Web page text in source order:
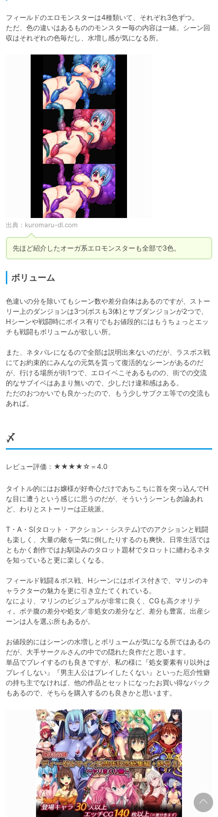
フィールドのエロモンスターは4種類いて、それぞれ3色ずつ。
ただ、色の違いはあるもののモンスター毎の内容は一緒。シーン回
収はそれぞれの色毎だし、水増し感が気になる所。
出典： kuromaru-dl.com
先ほど紹介したオーガ系エロモンスターも全部で3色。
ボリューム
色違いの分を除いてもシーン数や差分自体はあるのですが、ストー
リー上のダンジョンは3つ(ボスも3体)とサブダンジョンが2つで、
Hシーンや戦闘時にボイス有りでもお値段的にはもうちょっとエッ
チも戦闘もボリュームが欲しい所。
また、ネタバレになるので全部は説明出来ないのだが、ラスボス戦
にてお約束的にみんなの元気を貰って復活的なシーンがあるのだ
が、行ける場所が街1つで、エロイベこそあるものの、街での交流
的なサブイベはあまり無いので、少しだけ違和感はある。
ただのおつかいでも良かったので、もう少しサブクエ等での交流も
あれば。
〆
レビュー評価：★★★★☆＝4.0
タイトル的にはお嬢様が好奇心だけであちこちに首を突っ込んでH
な目に遭うという感じに思うのだが、そういうシーンも勿論あれ
ど、わりとストーリーは正統派。
T・A・S(タロット・アクション・システム)でのアクションと戦闘
も楽しく、大量の敵を一気に倒したりするのも爽快。日常生活では
ともかく創作ではお馴染みのタロット題材でタロットに纏わるネタ
を知っていると更に楽しくなる。
フィールド戦闘＆ボス戦、Hシーンにはボイス付きで、マリンのキ
ャラクターの魅力を更に引き立たてくれている。
なにより、マリンのビジュアルが非常に良く、CGも高クオリテ
ィ。ボテ腹の差分や処女／非処女の差分など、差分も豊富。出産シ
ーンは人を選ぶ所もあるが。
お値段的にはシーンの水増しとボリュームが気になる所ではあるの
だが、大手サークルさんの中での隠れた良作だと思います。
単品でプレイするのも良きですが、私の様に『処女要素有り以外は
プレイしない』『男主人公はプレイしたくない』といった厄介性癖
の持ち主でなければ、他の作品とセットになったお買い得なパック
もあるので、そちらを購入するのも良きかと思います。